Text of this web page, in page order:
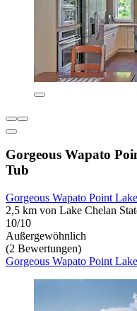
Gorgeous Wapato
Tub
Gorgeous Wapato Point
2,5 km von Lake Chelan
10/10
Außergewöhnlich
(2 Bewertungen)
Gorgeous Wapato Point